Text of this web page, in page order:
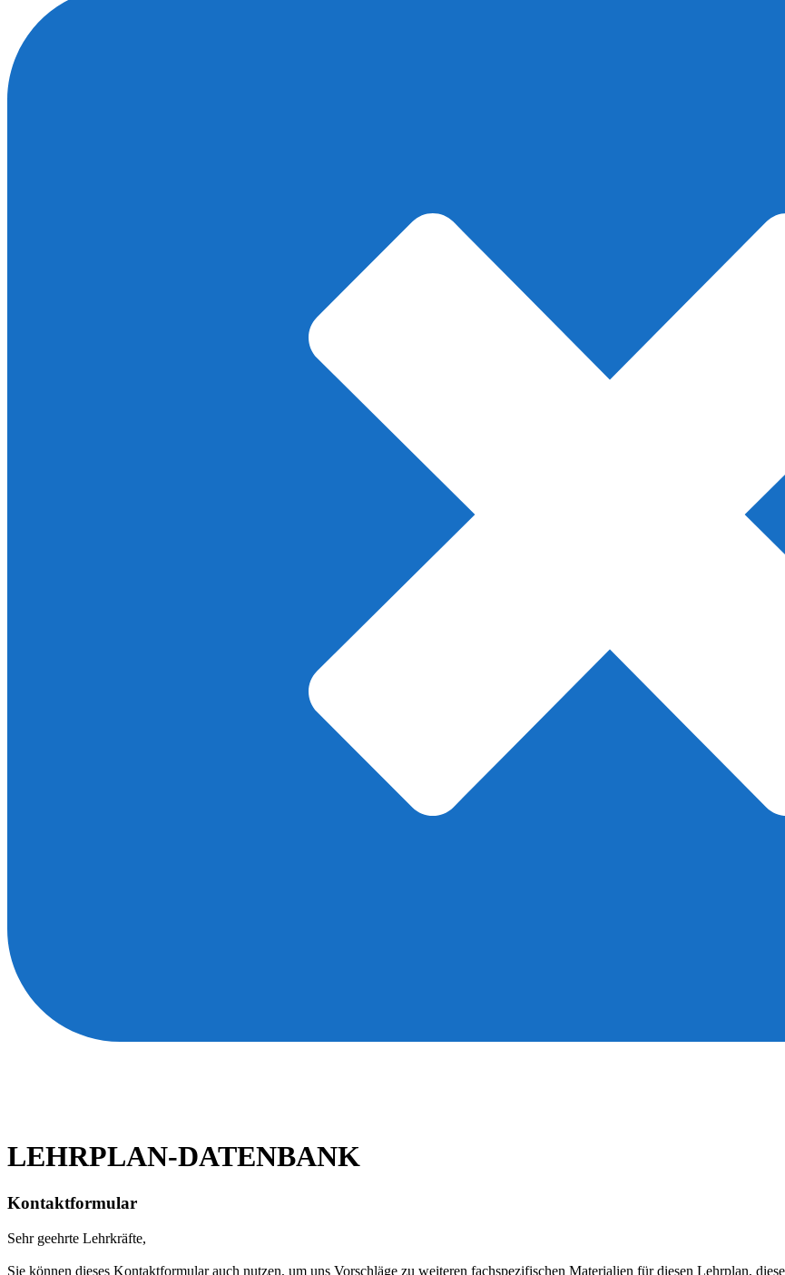
LEHRPLAN-DATENBANK
Kontaktformular
Sehr geehrte Lehrkräfte,
Sie können dieses Kontaktformular auch nutzen, um uns Vorschläge zu weiteren fachspezifischen Materialien für diesen Lehrplan,